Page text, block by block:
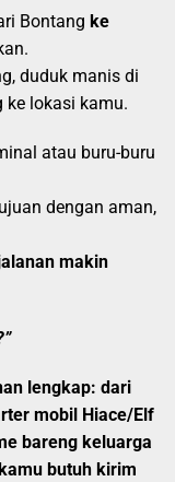
Bontang ke
duduk manis di
ke lokasi kamu.
atau buru-buru
dengan aman,
makin
lengkap: dari
mobil Hiace/Elf
bareng keluarga
butuh kirim